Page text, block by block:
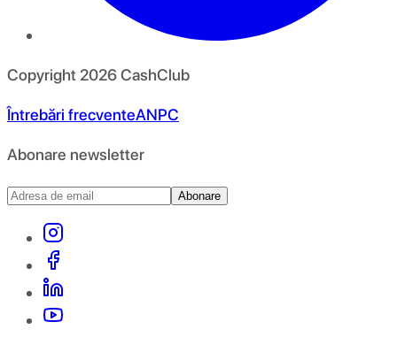
Copyright 2026CashClub
Întrebări frecventeANPC
Abonare newsletter
Abonare